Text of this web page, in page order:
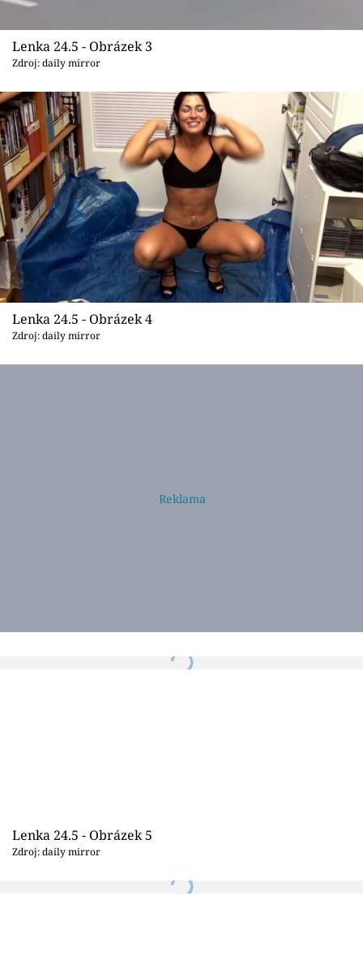
Lenka 24.5 - Obrázek 3
Zdroj: daily mirror
Lenka 24.5 - Obrázek 4
Zdroj: daily mirror
Lenka 24.5 - Obrázek 5
Zdroj: daily mirror